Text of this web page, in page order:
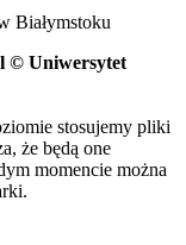
Białymstoku
© Uniwersytet
stosujemy pliki
że będą one
momencie można